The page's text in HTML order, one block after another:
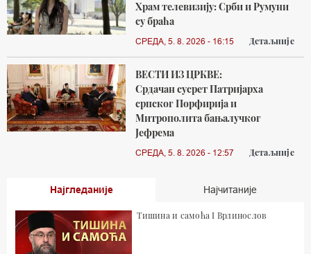
Храм телевизију: Срби и Румуни
су браћа
СРЕДА, 5. 8. 2026 - 16:15 Детаљније
ВЕСТИ ИЗ ЦРКВЕ:
Срдачан сусрет Патријарха
српског Порфирија и
Митрополита бањалучког
Јефрема
СРЕДА, 5. 8. 2026 - 12:57 Детаљније
Најгледаније Најчитаније
Тишина и самоћа I Врлинослов